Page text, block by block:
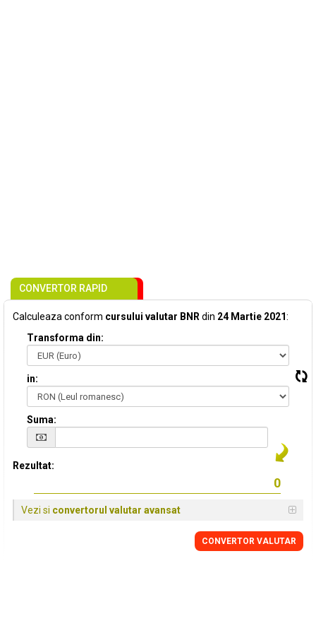
CONVERTOR RAPID
Calculeaza conform cursului valutar BNR din 24 Martie 2021:
Transforma din:
in:
Suma:
Rezultat:
Vezi si convertorul valutar avansat
CONVERTOR VALUTAR